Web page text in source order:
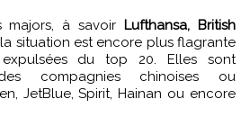
à savoir Lufthansa, British
situation est encore plus flagrante
du top 20. Elles sont
compagnies chinoises ou
JetBlue, Spirit, Hainan ou encore